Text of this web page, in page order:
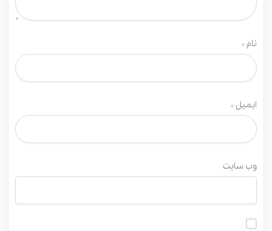
نام *
ایمیل *
وب‌ سایت